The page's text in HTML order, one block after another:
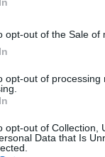
opt-out of the Sale of
opt-out of
opt-out of Collection,
Data that Is
Ariége-i
például a
népszerűségéhez,